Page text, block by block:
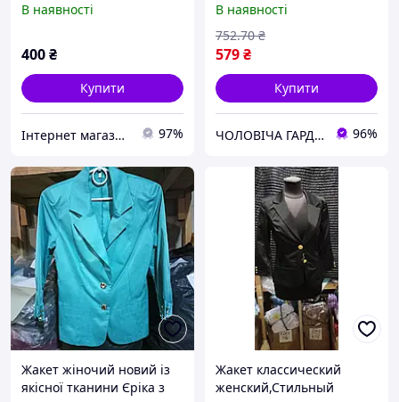
В наявності
400₴
Купити
Інтернет магазин жіночого одягу "MaLika" 97%
зелені
В наявності
579₴
752.70 ₴
Купити
ЧОЛОВІЧА ГАРДЕРОБНА 96%
Жакет жіночий новий із
якісної тканини Єріка з
Жакет классический
женский,Стильный